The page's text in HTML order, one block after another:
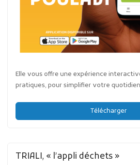
Elle vous offre une expérience
pratiques, pour simplifier votre
Télécharger
TRIALI, « l’appli déchets »